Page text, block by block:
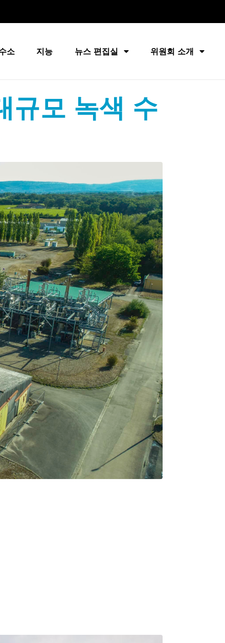
소 지능 뉴스 편집실 위원회 소개
규모 녹색 수